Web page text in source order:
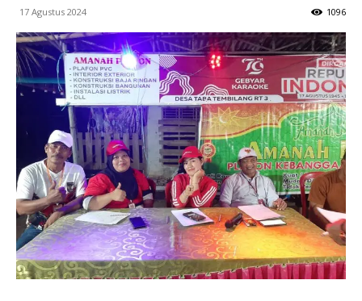
17 Agustus 2024 1096